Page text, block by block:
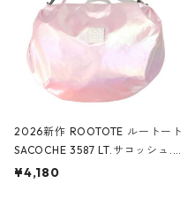
2026新作 ROOTOTE ルートート
SACOCHE 3587 LT.サコッシュ.ル
ミエ-B ショルダーバッグ グロスピ
¥4,180